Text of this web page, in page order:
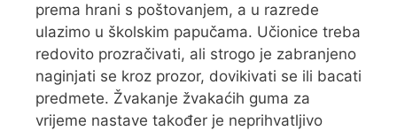
prema hrani s poštovanjem, a u razrede
ulazimo u školskim papučama. Učionice treba
redovito prozračivati, ali strogo je zabranjeno
naginjati se kroz prozor, dovikivati se ili bacati
predmete. Žvakanje žvakaćih guma za
vrijeme nastave također je neprihvatljivo